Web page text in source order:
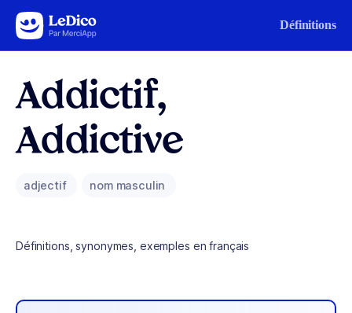
Aller au contenu Définitions
Addictif,
Addictive
adjectif nom masculin
Définitions, synonymes, exemples en français